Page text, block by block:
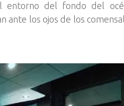
entorno del fondo del
los ojos de los